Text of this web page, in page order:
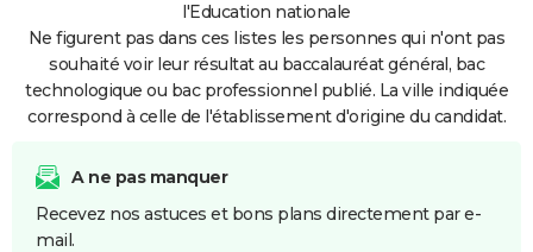
l'Education nationale
Ne figurent pas dans ces listes les personnes qui n'ont pas
souhaité voir leur résultat au baccalauréat général, bac
technologique ou bac professionnel publié. La ville indiquée
correspond à celle de l'établissement d'origine du candidat.
A ne pas manquer
Recevez nos astuces et bons plans directement par e-
mail.